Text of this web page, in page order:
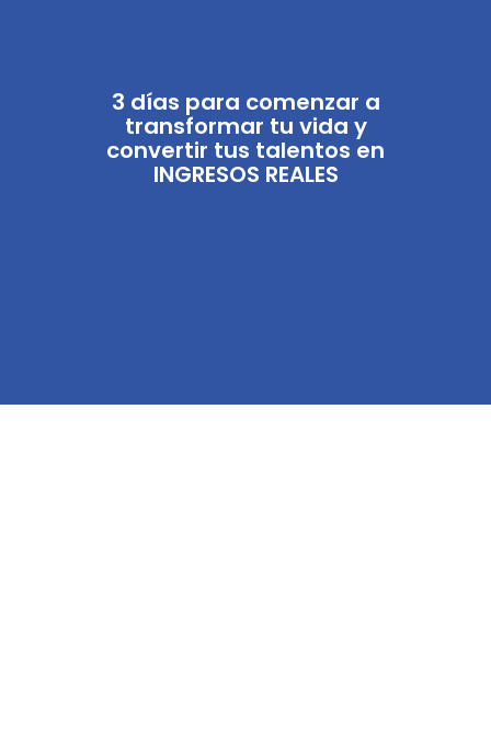
3 días para comenzar a
transformar tu vida y
convertir tus talentos en
INGRESOS REALES